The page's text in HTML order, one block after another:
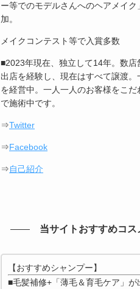
ー等でのモデルさんへのヘアメイク
加。
メイクコンテスト等で入賞多数
■2023年現在、独立して14年。数店
出店を経験し、現在はすべて譲渡。
を経営中。一人一人のお客様をこだ
で施術中です。
⇒Twitter
⇒Facebook
⇒自己紹介
当サイトおすすめコス
【おすすめシャンプー】
■毛髪補修+「薄毛＆育毛ケア」が